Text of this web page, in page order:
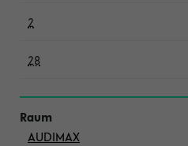
2
28
AUDIMAX